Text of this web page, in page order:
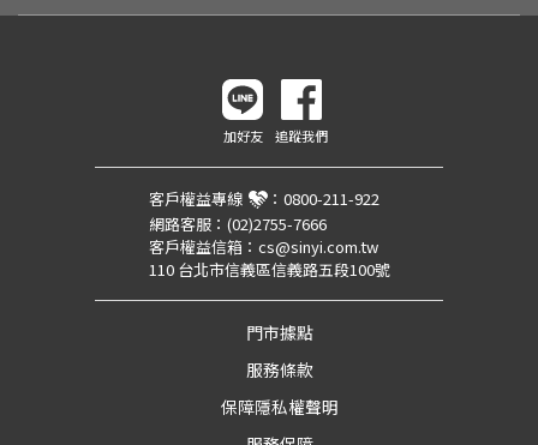
加好友 追蹤我們
客戶權益專線 ： 0800-211-922
網路客服： (02)2755-7666
客戶權益信箱： cs@sinyi.com.tw
110 台北市信義區信義路五段100號
門市據點
服務條款
保障隱私權聲明